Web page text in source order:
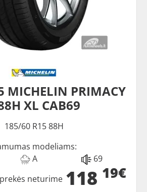
MICHELIN PRIMACY
XL CAB69
185/60 R15 88H
modeliams:
A 69
118 19€
neturime